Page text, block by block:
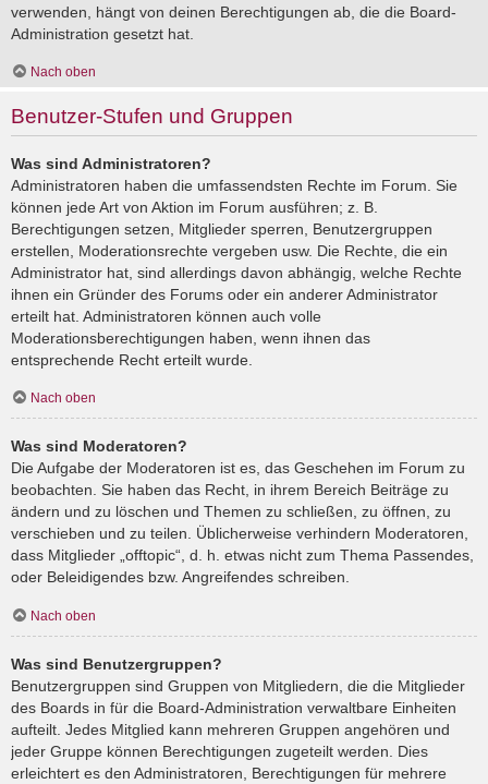
verwenden, hängt von deinen Berechtigungen ab, die die Board-
Administration gesetzt hat.
Nach oben
Benutzer-Stufen und Gruppen
Was sind Administratoren?
Administratoren haben die umfassendsten Rechte im Forum. Sie
können jede Art von Aktion im Forum ausführen; z. B.
Berechtigungen setzen, Mitglieder sperren, Benutzergruppen
erstellen, Moderationsrechte vergeben usw. Die Rechte, die ein
Administrator hat, sind allerdings davon abhängig, welche Rechte
ihnen ein Gründer des Forums oder ein anderer Administrator
erteilt hat. Administratoren können auch volle
Moderationsberechtigungen haben, wenn ihnen das
entsprechende Recht erteilt wurde.
Nach oben
Was sind Moderatoren?
Die Aufgabe der Moderatoren ist es, das Geschehen im Forum zu
beobachten. Sie haben das Recht, in ihrem Bereich Beiträge zu
ändern und zu löschen und Themen zu schließen, zu öffnen, zu
verschieben und zu teilen. Üblicherweise verhindern Moderatoren,
dass Mitglieder „offtopic“, d. h. etwas nicht zum Thema Passendes,
oder Beleidigendes bzw. Angreifendes schreiben.
Nach oben
Was sind Benutzergruppen?
Benutzergruppen sind Gruppen von Mitgliedern, die die Mitglieder
des Boards in für die Board-Administration verwaltbare Einheiten
aufteilt. Jedes Mitglied kann mehreren Gruppen angehören und
jeder Gruppe können Berechtigungen zugeteilt werden. Dies
erleichtert es den Administratoren, Berechtigungen für mehrere